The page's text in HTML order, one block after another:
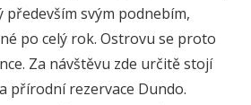
především svým podnebím,
po celý rok. Ostrovu se proto
Za návštěvu zde určitě stojí
přírodní rezervace Dundo.